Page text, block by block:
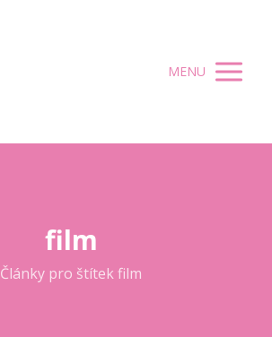
MENU
film
Články pro štítek film